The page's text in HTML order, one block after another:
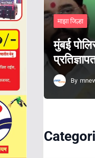
माझा जिल्हा
मुंबई
By